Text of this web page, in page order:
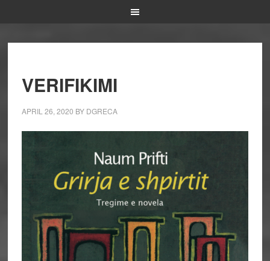
VERIFIKIMI
APRIL 26, 2020 BY DGRECA